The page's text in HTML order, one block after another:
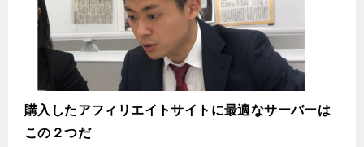
購入したアフィリエイトサイトに最適なサーバーは
この２つだ